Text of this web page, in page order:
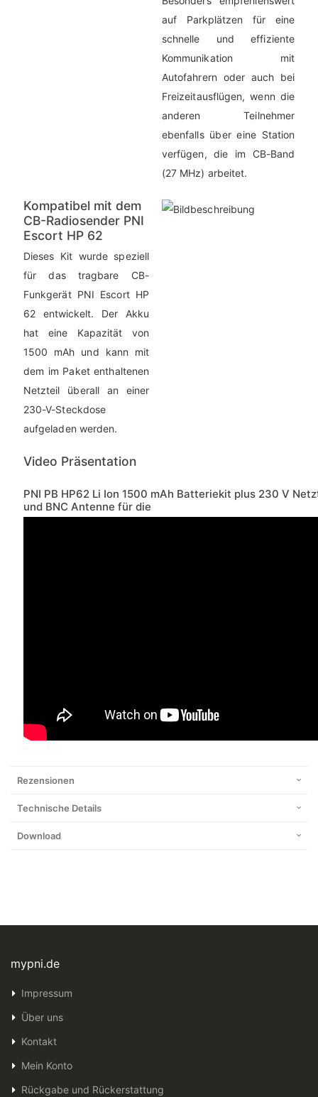
auf Parkplätzen für eine
schnelle und effiziente
Kommunikation mit
Autofahrern oder auch bei
Freizeitausflügen, wenn die
anderen Teilnehmer
ebenfalls über eine Station
verfügen, die im CB-Band
(27 MHz) arbeitet.
Kompatibel mit dem
CB-Radiosender PNI
Escort HP 62
Dieses Kit wurde speziell
für das tragbare CB-
Funkgerät PNI Escort HP
62 entwickelt. Der Akku
hat eine Kapazität von
1500 mAh und kann mit
dem im Paket enthaltenen
Netzteil überall an einer
230-V-Steckdose
aufgeladen werden.
Video Präsentation
PNI PB HP62 Li Ion 1500 mAh Batteriekit plus 230 V
und BNC Antenne für die
Rezensionen
Technische Details
Download
mypni.de
Impressum
Über uns
Kontakt
Mein Konto
Rückgabe und Rückerstattung